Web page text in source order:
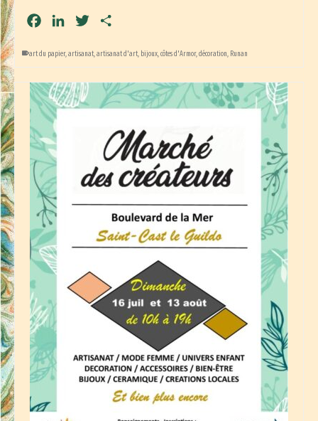
FacebookLinkedInTwitter
art du papier,artisanat,artisanat d'art, bijoux,côtes d'Armor,décoration, Runan